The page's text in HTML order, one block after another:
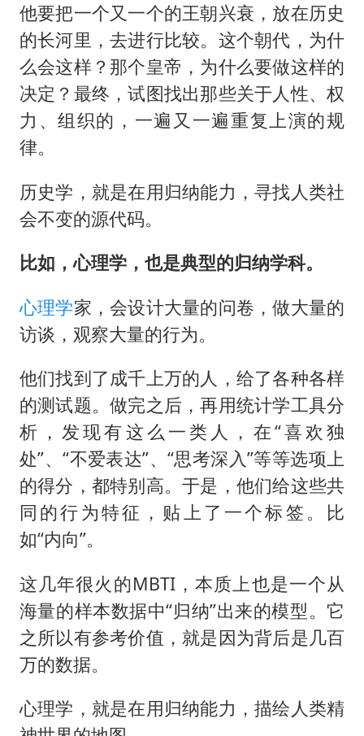
他要把一个又一个的王朝兴衰，放在历史
的长河里，去进行比较。这个朝代，为什
么会这样？那个皇帝，为什么要做这样的
决定？最终，试图找出那些关于人性、权
力、组织的，一遍又一遍重复上演的规
律。
历史学，就是在用归纳能力，寻找人类社
会不变的源代码。
比如，心理学，也是典型的归纳学科。
心理学家，会设计大量的问卷，做大量的
访谈，观察大量的行为。
他们找到了成千上万的人，给了各种各样
的测试题。做完之后，再用统计学工具分
析，发现有这么一类人，在“喜欢独
处”、“不爱表达”、“思考深入”等等选项上
的得分，都特别高。于是，他们给这些共
同的行为特征，贴上了一个标签。比
如“内向”。
这几年很火的MBTI，本质上也是一个从
海量的样本数据中“归纳”出来的模型。它
之所以有参考价值，就是因为背后是几百
万的数据。
心理学，就是在用归纳能力，描绘人类精